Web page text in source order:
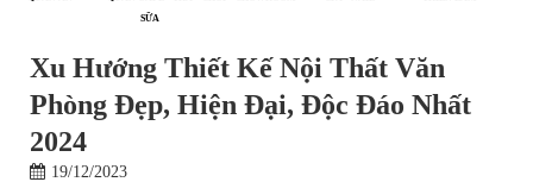
Xu Hướng Thiết Kế Nội Thất Văn
Phòng Đẹp, Hiện Đại, Độc Đáo Nhất
2024
19/12/2023